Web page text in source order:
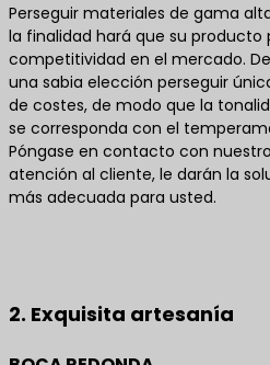
Perseguir materiales de gama
la finalidad hará que su producto
competitividad en el mercado.
una sabia elección perseguir
de costes, de modo que la
se corresponda con el
Póngase en contacto con
atención al cliente, le darán la
más adecuada para usted.
2. Exquisita artesanía